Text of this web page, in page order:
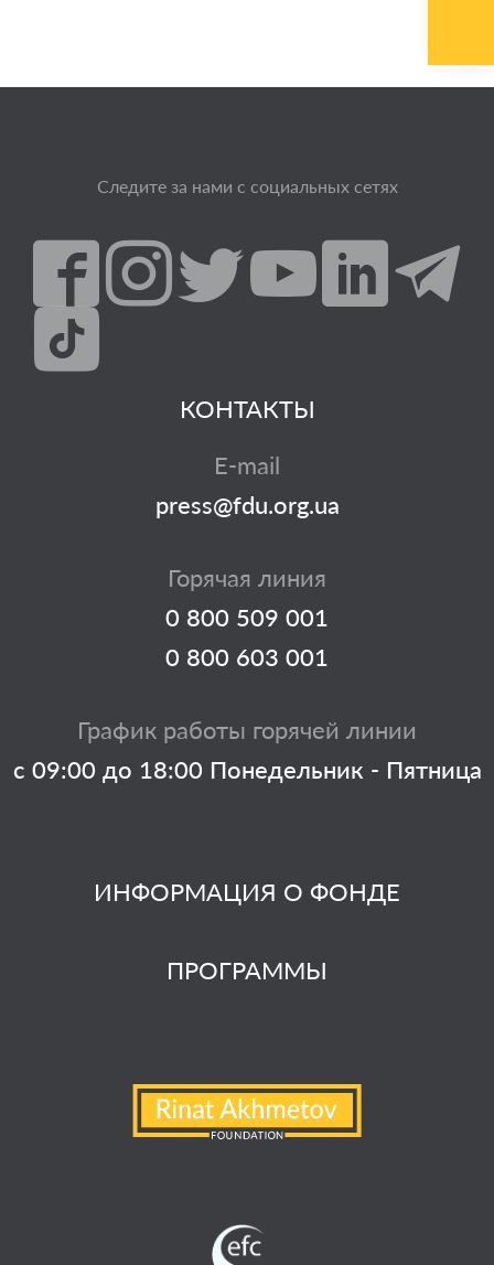
Следите за нами с социальных сетях
ИНФОРМАЦИЯ О ФОНДЕ
ПРОГРАММЫ
КОНТАКТЫ
E-mail
press@fdu.org.ua
Горячая линия
0 800 509 001
0 800 603 001
График работы горячей линии
с 09:00 до 18:00 Понедельник - Пятница